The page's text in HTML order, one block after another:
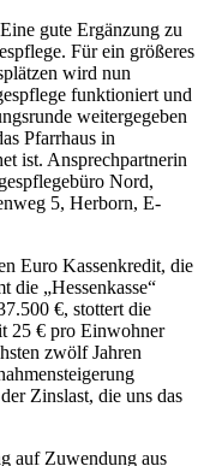
gute Ergänzung zu
Für ein größeres
wird nun
funktioniert und
weitergegeben
Pfarrhaus in
ist. Ansprechpartnerin
Nord,
5, Herborn, E-
Euro Kassenkredit, die
die „Hessenkasse“
€, stottert die
25 € pro Einwohner
zwölf Jahren
Zinslast, die uns das
auf Zuwendung aus